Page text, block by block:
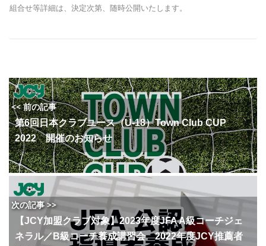
組合せ等詳細は、決定次第、随時公開いたします。
<< 前の記事
第6回日本クラブユース（U-18）Town Club CUP
2022 開催のお知らせ
次の記事 >>
【JCY加盟クラブ対象】2023年度JFA A級コーチジェ
ネラル／B級コーチ養成講習会 2022年度JCY推薦者